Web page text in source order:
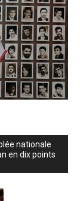
nationale
en dix points